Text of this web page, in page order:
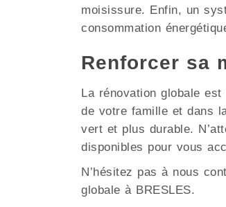
moisissure. Enfin, un
consommation
Renforcer sa
La rénovation globale
de votre famille et dans
vert et plus durable.
disponibles pour vous
N’hésitez pas à nous
globale à BRESLES.